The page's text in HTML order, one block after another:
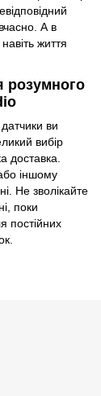
А в
життя
розумного
ви
вибір
доставка.
іншому
Не зволікайте
поки
постійних